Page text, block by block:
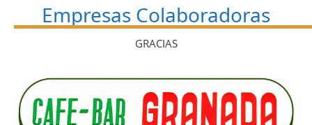
Empresas Colaboradoras
GRACIAS